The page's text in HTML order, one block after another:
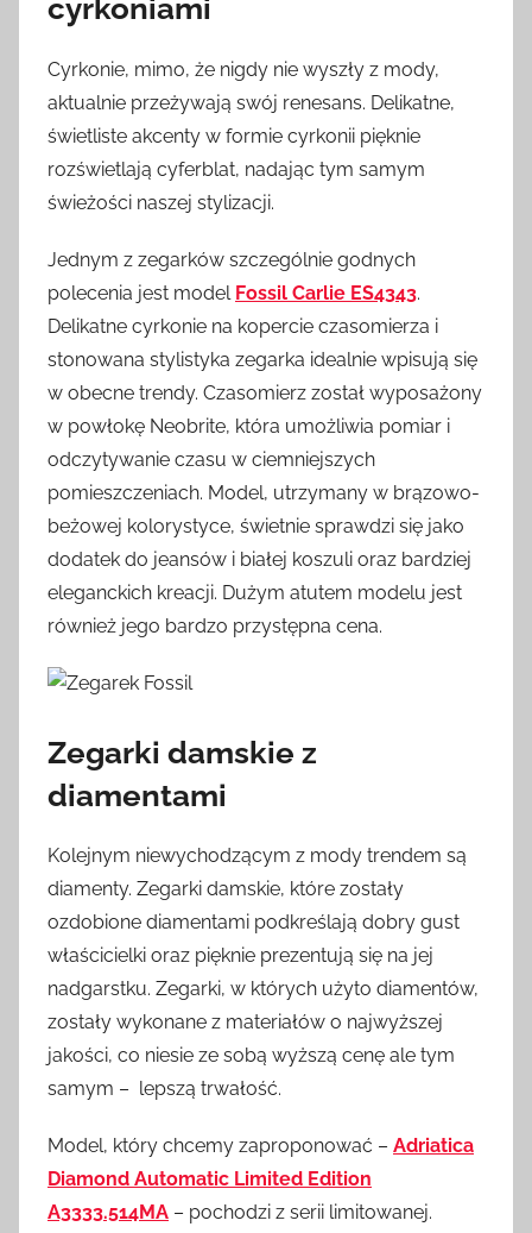
cyrkoniami
Cyrkonie, mimo, że nigdy nie wyszły z mody,
aktualnie przeżywają swój renesans. Delikatne,
świetliste akcenty w formie cyrkonii pięknie
rozświetlają cyferblat, nadając tym samym
świeżości naszej stylizacji.
Jednym z zegarków szczególnie godnych
polecenia jest model Fossil Carlie ES4343.
Delikatne cyrkonie na kopercie czasomierza i
stonowana stylistyka zegarka idealnie wpisują się
w obecne trendy. Czasomierz został wyposażony
w powłokę Neobrite, która umożliwia pomiar i
odczytywanie czasu w ciemniejszych
pomieszczeniach. Model, utrzymany w brązowo-
beżowej kolorystyce, świetnie sprawdzi się jako
dodatek do jeansów i białej koszuli oraz bardziej
eleganckich kreacji. Dużym atutem modelu jest
również jego bardzo przystępna cena.
Zegarki damskie z
diamentami
Kolejnym niewychodzącym z mody trendem są
diamenty. Zegarki damskie, które zostały
ozdobione diamentami podkreślają dobry gust
właścicielki oraz pięknie prezentują się na jej
nadgarstku. Zegarki, w których użyto diamentów,
zostały wykonane z materiałów o najwyższej
jakości, co niesie ze sobą wyższą cenę ale tym
samym – lepszą trwałość.
Model, który chcemy zaproponować – Adriatica
Diamond Automatic Limited Edition
A3333.514MA – pochodzi z serii limitowanej.